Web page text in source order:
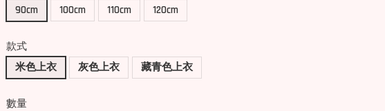
90cm
100cm 110cm 120cm
款式
米色上衣
灰色上衣 藏青色上衣
數量